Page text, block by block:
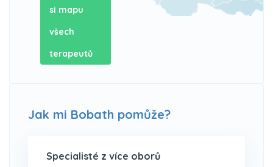
si mapu
všech
terapeutů
Jak mi Bobath pomůže?
Specialisté z více oborů